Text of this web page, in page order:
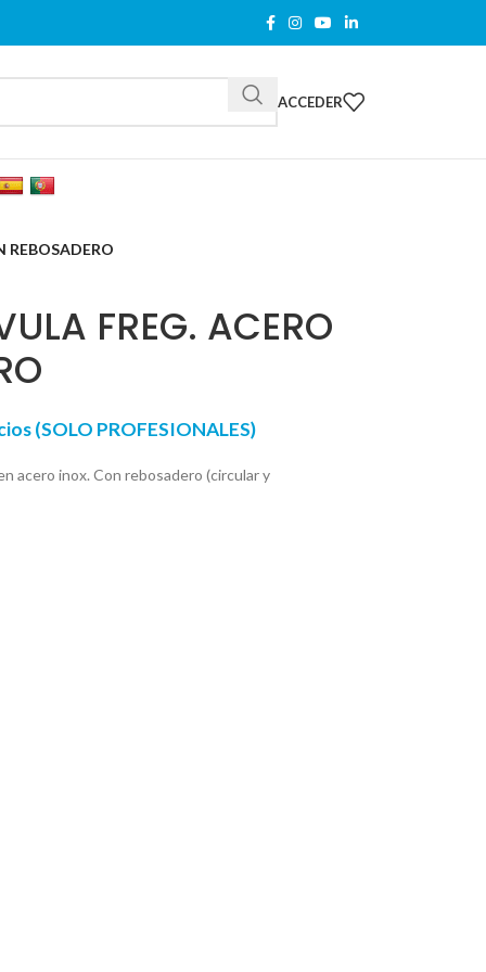
ACCEDER
REBOSADERO
FREG. ACERO
(SOLO PROFESIONALES)
acero inox. Con rebosadero (circular y